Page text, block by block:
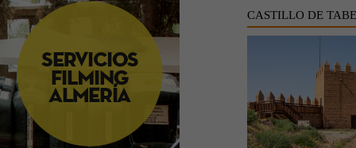
CASTILLO DE